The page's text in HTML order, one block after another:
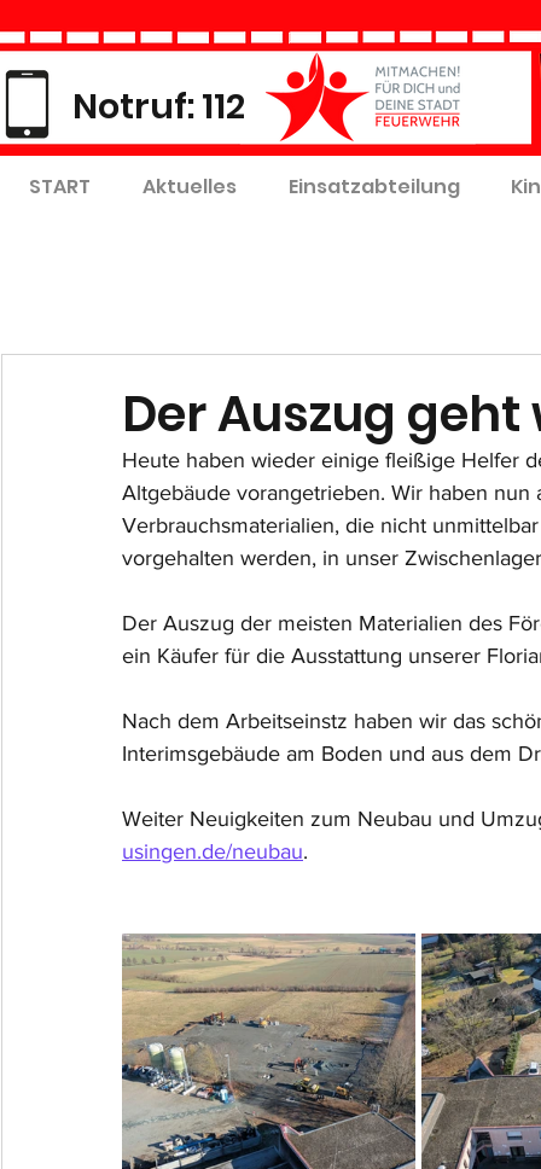
Notruf: 112
START Aktuelles Einsatzabteilung
Der Auszug
Heute haben wieder einige fleißige Helfer
Altgebäude vorangetrieben. Wir haben
Verbrauchsmaterialien, die nicht
vorgehalten werden, in unser
Der Auszug der meisten Materialien des
ein Käufer für die Ausstattung unserer
Nach dem Arbeitseinstz haben wir das
Interimsgebäude am Boden und aus dem
Weiter Neuigkeiten zum Neubau und
usingen.de/neubau.